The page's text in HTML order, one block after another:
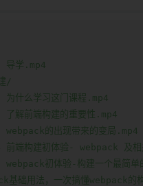
学.mp4
/
么学习这门课程.mp4
前端构建的重要性.mp4
的出现带来的变局.mp4
构建初体验- webpack 及相
初体验-构建一个最简单
础用法，一次搞懂webpack的